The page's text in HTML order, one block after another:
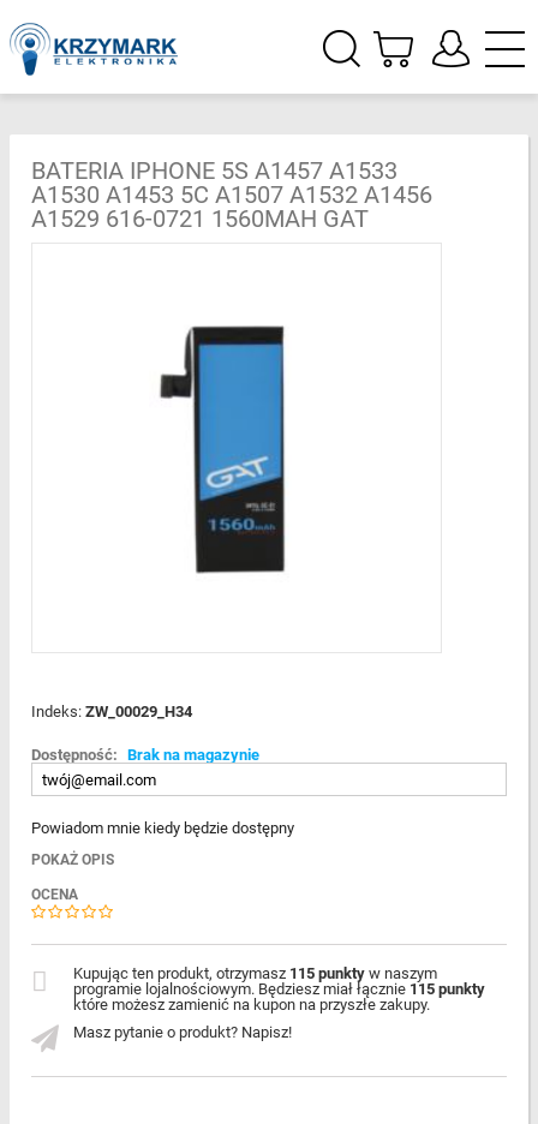
BATERIA IPHONE 5S A1457 A1533
A1530 A1453 5C A1507 A1532 A1456
A1529 616-0721 1560MAH GAT
Indeks: ZW_00029_H34
Dostępność: Brak na magazynie
Powiadom mnie kiedy będzie dostępny
POKAŻ OPIS
OCENA
Masz pytanie o produkt? Napisz!
Kupując ten produkt, otrzymasz 115 punkty w naszym
programie lojalnościowym. Będziesz miał łącznie 115 punkty
które możesz zamienić na kupon na przyszłe zakupy.